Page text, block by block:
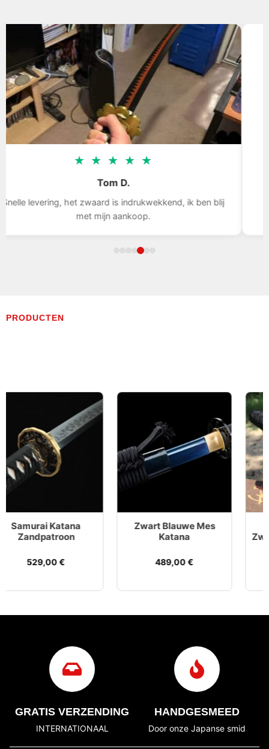
★ ★ ★ ★
Tom D.
levering, het zwaard is indrukwekkend, ik ben blij
met mijn aankoop.
PRODUCTEN
Zwart Blauwe Mes
Katana
489,00
Paarse Lemmet
Zwarte En Rode Katana
519,00
GRATIS VERZENDING
INTERNATIONAAL
HANDGESMEED
Door onze Japanse smid